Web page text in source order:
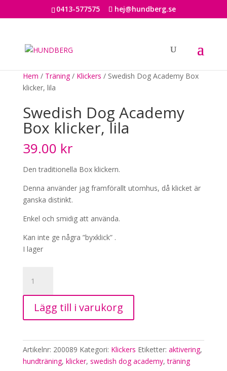
0413-577575 hej@hundberg.se
Hem / Träning/ Klickers / Swedish Dog Academy Box
klicker, lila
Swedish Dog Academy
Box klicker, lila
39.00 kr
Den traditionella Box klickern.
Denna använder jag framförallt utomhus, då klicket är
ganska distinkt.
Enkel och smidig att använda.
Kan inte ge några ”byxklick” .
I lager
Dog
Academy
Box
klicker,
mängd
Lägg till i varukorg
Artikelnr: 200089 Kategori: Klickers Etiketter: aktivering,
hundträning, klicker, swedish dog academy,träning